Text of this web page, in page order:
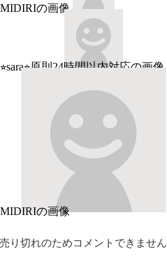
り切れのためコメントできません